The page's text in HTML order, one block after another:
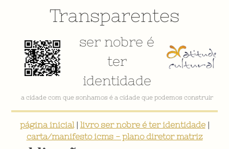
Transparentes
ser nobre é
ter
identidade
a cidade com que sonhamos é a cidade que podemos construir
página inicial| livro ser nobre é ter identidade|
carta/manifesto icms - plano diretor matriz